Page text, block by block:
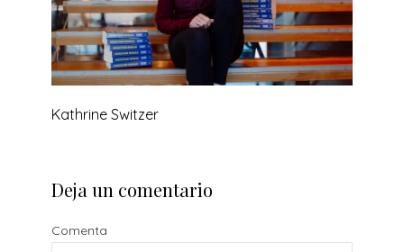
Kathrine Switzer
Deja un comentario
Comenta